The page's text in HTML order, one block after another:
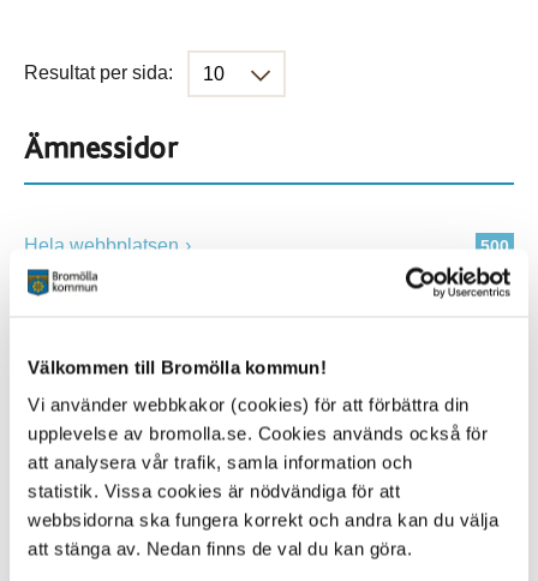
Välkommen till Bromölla kommun!
Vi använder webbkakor (cookies) för att förbättra din
upplevelse av bromolla.se. Cookies används också för
att analysera vår trafik, samla information och
statistik. Vissa cookies är nödvändiga för att
webbsidorna ska fungera korrekt och andra kan du välja
att stänga av. Nedan finns de val du kan göra.
Resultat per sida:
Ämnessidor
500
Hela webbplatsen
Alla platser